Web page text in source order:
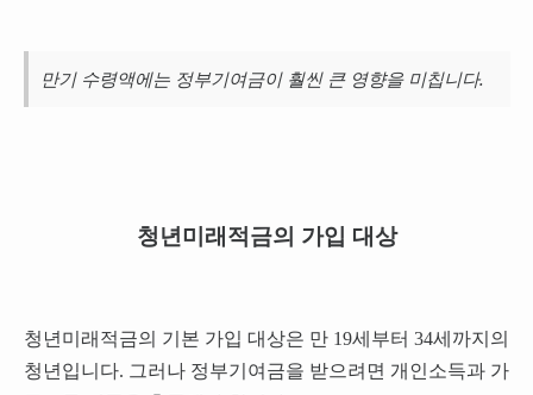
만기 수령액에는 정부기여금이 훨씬 큰 영향을 미칩니다.
청년미래적금의 가입 대상
청년미래적금의 기본 가입 대상은 만 19세부터 34세까지의
청년입니다. 그러나 정부기여금을 받으려면 개인소득과 가